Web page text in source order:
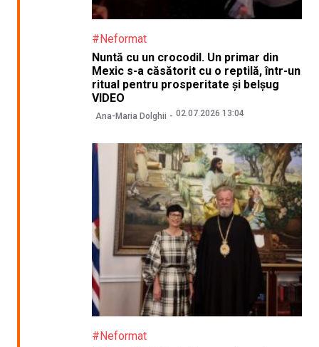
#Neformat
Nuntă cu un crocodil. Un primar din
Mexic s-a căsătorit cu o reptilă, într-un
ritual pentru prosperitate și belșug
VIDEO
Ana-Maria Dolghii 02.07.2026 13:04
#Neformat